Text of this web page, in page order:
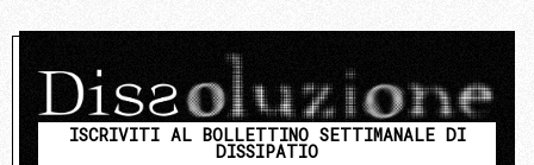
ISCRIVITI AL BOLLETTINO SETTIMANALE DI
DISSIPATIO